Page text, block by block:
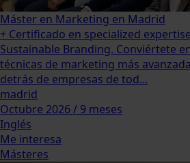
Máster en Marketing en Madrid
+ Certificado en specialized
Sustainable Branding. Conviértete
técnicas de marketing más
detrás de empresas de tod...
madrid
Octubre 2026 / 9 meses
Inglés
Me interesa
Másteres